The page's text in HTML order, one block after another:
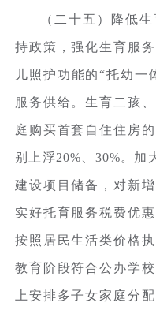
（二十五）降低
持政策，强化生育服
儿照护功能的“托幼一
服务供给。生育二孩
庭购买首套自住住房
别上浮20%、30%。加
建设项目储备，对新
实好托育服务税费优
按照居民生活类价格
教育阶段符合公办学
上安排多子女家庭分